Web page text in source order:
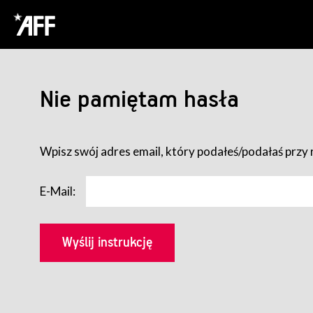
Nie pamiętam hasła
Wpisz swój adres email, który podałeś/podałaś
E-Mail: